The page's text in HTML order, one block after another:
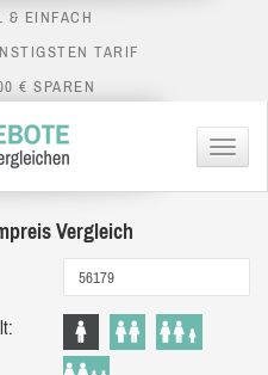
& EINFACH
TARIF
€ SPAREN
Menü
Vergleich